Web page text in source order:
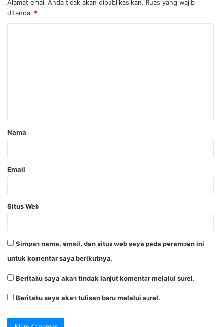
Alamat email Anda tidak akan dipublikasikan. Ruas yang wajib
ditandai *
Nama
Email
Situs Web
Simpan nama, email, dan situs web saya pada peramban ini
untuk komentar saya berikutnya.
Beritahu saya akan tindak lanjut komentar melalui surel.
Beritahu saya akan tulisan baru melalui surel.